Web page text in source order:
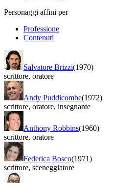
Personaggi affini per
Professione
Contenuti
Salvatore Brizzi(1970)
scrittore, oratore
Andy Puddicombe(1972)
scrittore, oratore, insegnante
Anthony Robbins(1960)
scrittore, oratore
Federica Bosco(1971)
scrittore, sceneggiatore